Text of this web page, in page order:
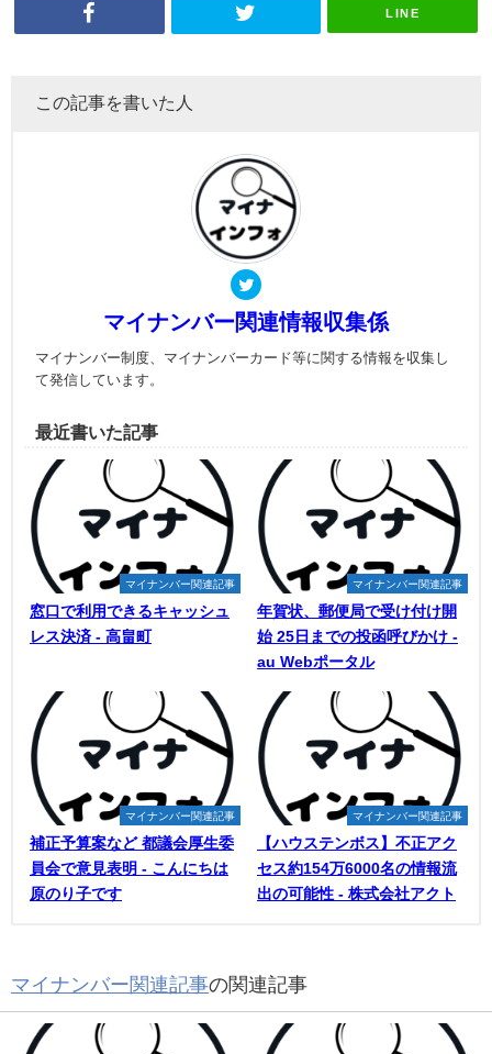
LINE
この記事を書いた人
マイナンバー関連情報収集係
マイナンバー制度、マイナンバーカード等に関する情報を収集し
て発信しています。
最近書いた記事
マイナンバー関連記事
窓口で利用できるキャッシュ
レス決済 - 高畠町
マイナンバー関連記事
年賀状、郵便局で受け付け開
始 25日までの投函呼びかけ -
au Webポータル
マイナンバー関連記事
補正予算案など 都議会厚生委
員会で意見表明 - こんにちは
原のり子です
マイナンバー関連記事
【ハウステンボス】不正アク
セス約154万6000名の情報流
出の可能性 - 株式会社アクト
マイナンバー関連記事の関連記事